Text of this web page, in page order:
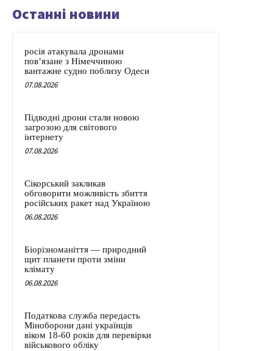
Останні новини
росія атакувала дронами
пов’язане з Німеччиною
вантажне судно поблизу Одеси
07.08.2026
Підводні дрони стали новою
загрозою для світового
інтернету
07.08.2026
Сікорський закликав
обговорити можливість збиття
російських ракет над Україною
06.08.2026
Біорізноманіття — природний
щит планети проти зміни
клімату
06.08.2026
Податкова служба передасть
Міноборони дані українців
віком 18-60 років для перевірки
військового обліку